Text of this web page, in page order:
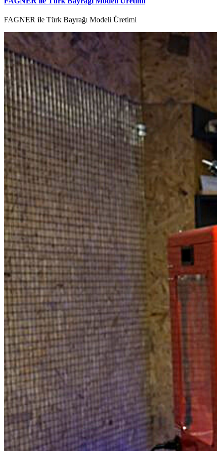
FAGNER ile Türk Bayrağı Modeli Üretimi